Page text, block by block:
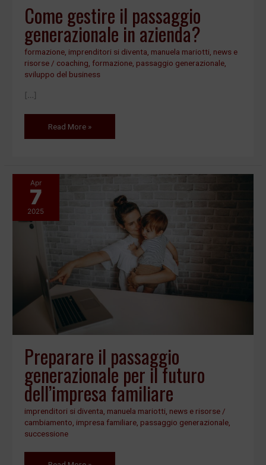
Come gestire il passaggio
generazionale in azienda?
formazione, imprenditori si diventa, manuela mariotti, news e
risorse / coaching,formazione, passaggio generazionale,
sviluppo del business
Read More »
Apr
7
2025
Preparare il passaggio
generazionale per il futuro
dell’impresa familiare
imprenditori si diventa, manuela mariotti, news e risorse /
cambiamento, impresa familiare, passaggio generazionale,
successione
futuro
dell’impresa
familiare